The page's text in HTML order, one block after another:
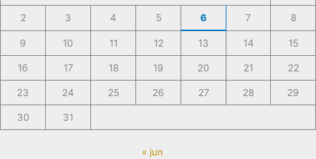
2 3 4 5 6 7 8
9 10 11 12 13 14 15
16 17 18 19 20 21 22
23 24 25 26 27 28 29
30 31
« jun